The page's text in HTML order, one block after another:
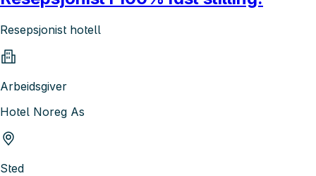
Resepsjonist hotell
Arbeidsgiver
Hotel Noreg As
Sted